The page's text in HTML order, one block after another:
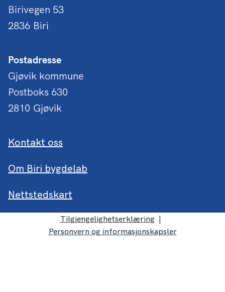
Birivegen 53
2836 Biri
Postadresse
Gjøvik kommune
Postboks 630
2810 Gjøvik
Kontakt oss
Om Biri bygdelab
Nettstedskart
Tilgjengelighetserklæring
Personvern og informasjonskapsler